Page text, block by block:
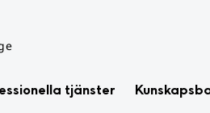
tjänster